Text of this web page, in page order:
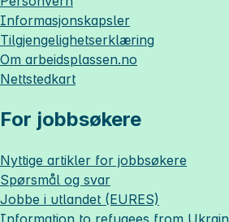
Informasjonskapsler
Tilgjengelighetserklæring
Om arbeidsplassen.no
Nettstedkart
For jobbsøkere
Nyttige artikler for jobbsøkere
Spørsmål og svar
Jobbe i utlandet (EURES)
Information to refugees from